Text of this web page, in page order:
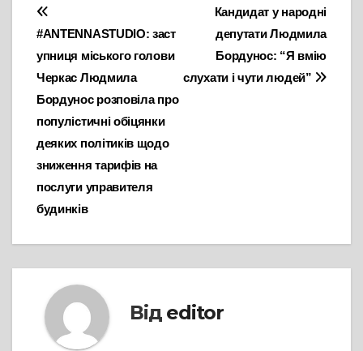
Навігація
записів
Кандидат у народні
депутати Людмила
Бордунос: “Я вмію
слухати і чути людей”
#ANTENNASTUDIO: заст
упниця міського голови
Черкас Людмила
Бордунос розповіла про
популістичні обіцянки
деяких політиків щодо
зниження тарифів на
послуги управителя
будинків
Від editor